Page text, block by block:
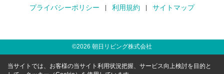
プライバシーポリシー
利用規約 サイトマップ
©2026 朝日リビング株式会社
当サイトでは、お客様の当サイト利用状況把握、サービス向上検討を目的と